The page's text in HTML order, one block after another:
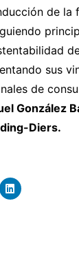
de la
sus
de
González
Diers.